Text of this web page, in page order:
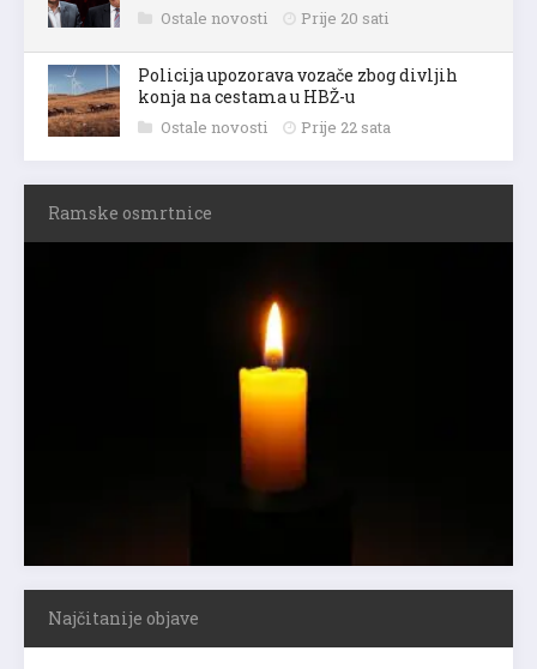
Ostale novosti Prije 20 sati
Policija upozorava vozače zbog divljih
konja na cestama u HBŽ-u
Ostale novosti Prije 22 sata
Ramske osmrtnice
Najčitanije objave